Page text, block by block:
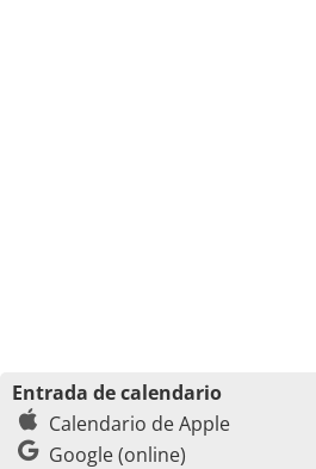
Entrada de calendario
Calendario de Apple
Google (online)